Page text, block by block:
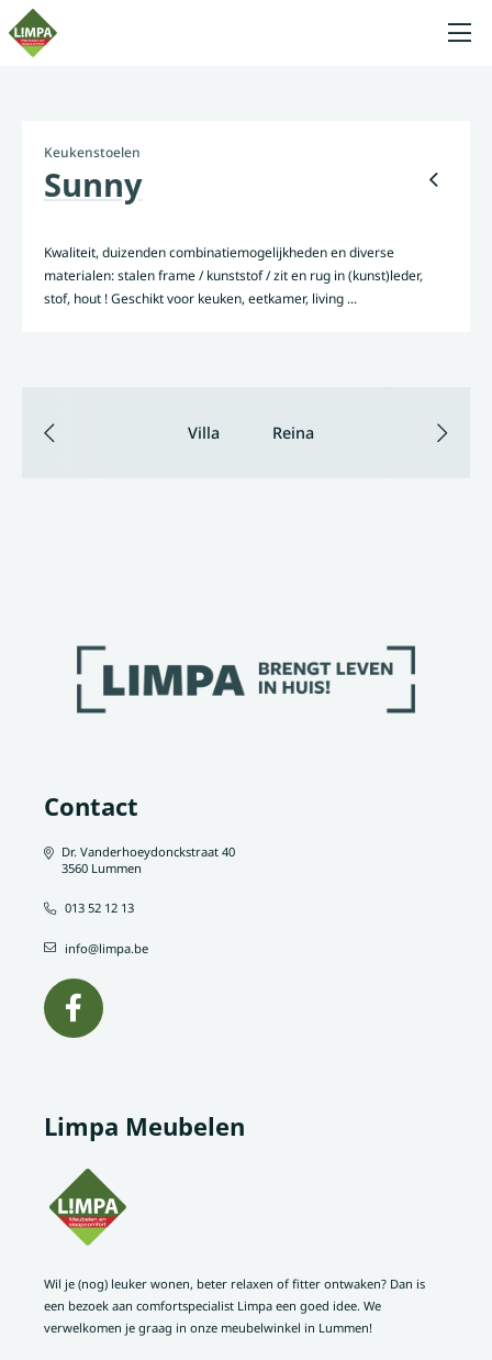
Keukenstoelen
Sunny
Kwaliteit, duizenden combinatiemogelijkheden en diverse
materialen: stalen frame / kunststof / zit en rug in (kunst)leder,
stof, hout ! Geschikt voor keuken, eetkamer, living ...
Villa Reina
Limpa Meubelen
Wil je (nog) leuker wonen, beter relaxen of fitter ontwaken? Dan is
een bezoek aan comfortspecialist Limpa een goed idee. We
verwelkomen je graag in onze meubelwinkel in Lummen!
Contact
Dr. Vanderhoeydonckstraat 40
3560 Lummen
013 52 12 13
info@limpa.be